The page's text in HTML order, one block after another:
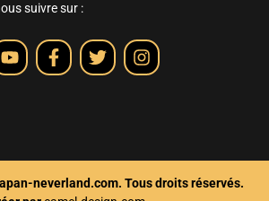
suivre sur :
neverland.com. Tous droits réservés.